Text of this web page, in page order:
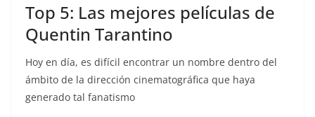
Top 5: Las mejores películas de
Quentin Tarantino
Hoy en día, es difícil encontrar un nombre dentro del
ámbito de la dirección cinematográfica que haya
generado tal fanatismo